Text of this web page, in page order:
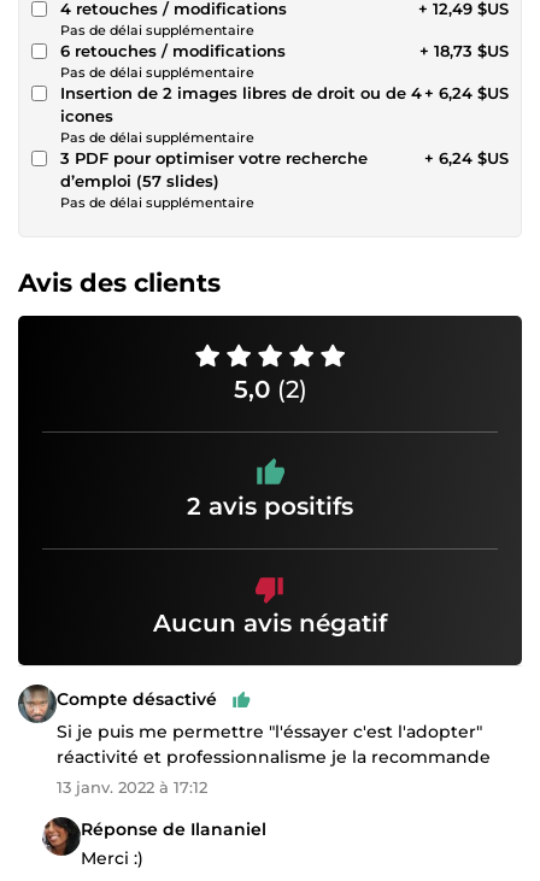
4 retouches / modifications
Pas de délai supplémentaire
+ 12,49 $US
6 retouches / modifications
Pas de délai supplémentaire
+ 18,73 $US
Insertion de 2 images libres de droit ou de 4
icones
Pas de délai supplémentaire
+ 6,24 $US
3 PDF pour optimiser votre recherche
d’emploi (57 slides)
Pas de délai supplémentaire
+ 6,24 $US
Avis des clients
5,0 (2)
2 avis positifs
Aucun avis négatif
Compte désactivé
Si je puis me permettre "l'éssayer c'est l'adopter"
réactivité et professionnalisme je la recommande
13 janv. 2022 à 17:12
Réponse de Ilananiel
Merci :)